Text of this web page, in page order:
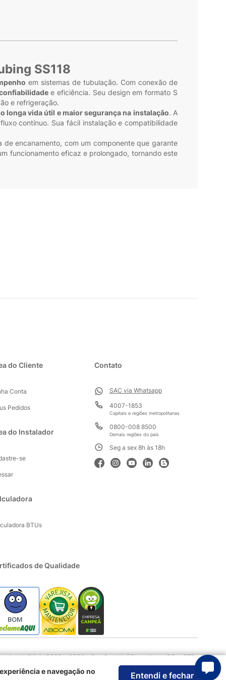
SS118
em sistemas de tubulação. Com conexão de
e eficiência. Seu design em formato S
e refrigeração.
longa vida útil e maior segurança na instalação. A
contínuo. Sua fácil instalação e compatibilidade
de encanamento, com um componente que garante
funcionamento eficaz e prolongado, tornando este
do Cliente
Conta
Pedidos
do Instalador
se
BTUs
Contato
SAC via Whatsapp
4007-1853
Capitais e regiões metropolitanas
0800-008 8500
Demais regiões do país
Seg a sex 8h às 18h
de Qualidade
BOM
da Pátria 3303 e 3333 - Sao Geraldo | Porto Alegre RS - CEP:
e navegação no
Entendi e fechar